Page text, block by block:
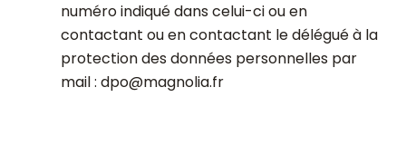
numéro indiqué dans celui-ci ou en
contactant ou en contactant le délégué à la
protection des données personnelles par
mail : dpo@magnolia.fr